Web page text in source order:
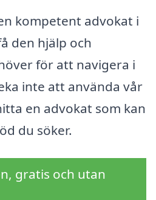
kompetent advokat i
den hjälp och
för att navigera i
inte att använda vår
en advokat som kan
du söker.
gratis och utan